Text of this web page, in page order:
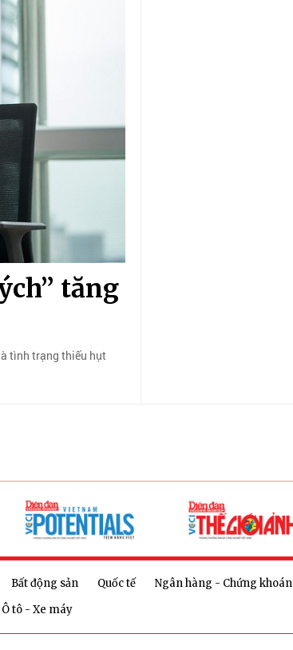
tăng
tình trạng thiếu hụt
Bất động sản Quốc tế Ngân hàng - Chứng khoán
Ô tô - Xe máy